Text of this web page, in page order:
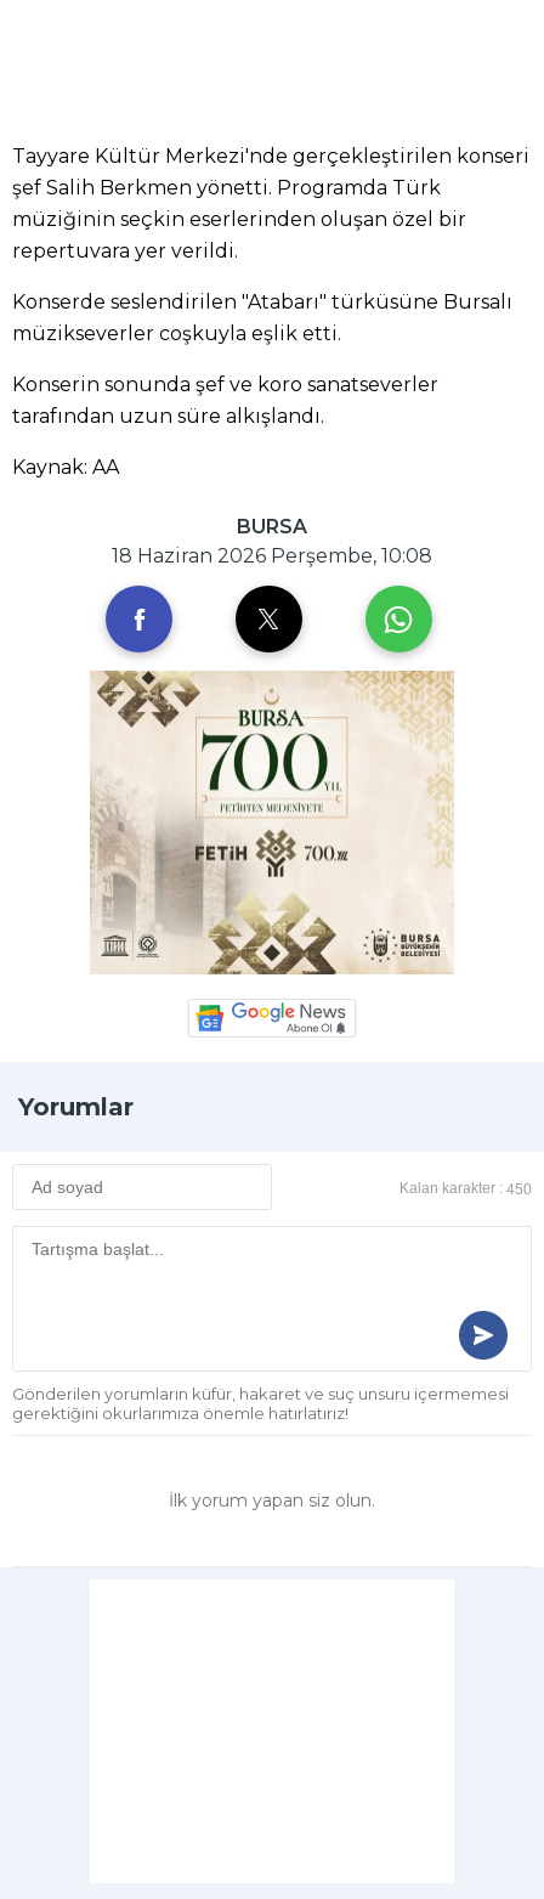
Tayyare Kültür Merkezi'nde gerçekleştirilen konseri
şef Salih Berkmen yönetti. Programda Türk
müziğinin seçkin eserlerinden oluşan özel bir
repertuvara yer verildi.
Konserde seslendirilen "Atabarı" türküsüne Bursalı
müzikseverler coşkuyla eşlik etti.
Konserin sonunda şef ve koro sanatseverler
tarafından uzun süre alkışlandı.
Kaynak: AA
BURSA
18 Haziran 2026 Perşembe, 10:08
Yorumlar
Kalan karakter : 450
Gönderilen yorumların küfür, hakaret ve suç unsuru içermemesi
gerektiğini okurlarımıza önemle hatırlatırız!
İlk yorum yapan siz olun.